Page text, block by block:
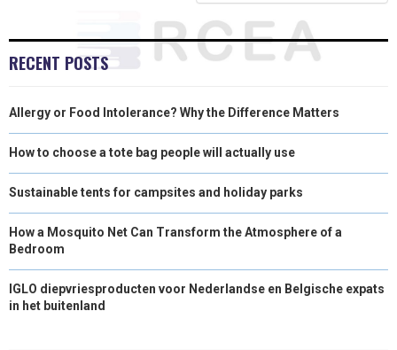
)
RECENT POSTS
Allergy or Food Intolerance? Why the Difference Matters
How to choose a tote bag people will actually use
Sustainable tents for campsites and holiday parks
How a Mosquito Net Can Transform the Atmosphere of a
Bedroom
IGLO diepvriesproducten voor Nederlandse en Belgische expats
in het buitenland